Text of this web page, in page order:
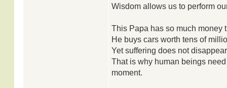
Wisdom allows us to perform
This Papa has so much money
He buys cars worth tens of
Yet suffering does not
That is why human beings
moment.